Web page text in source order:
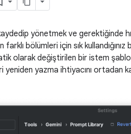
yönetmek ve gerektiğinde
farklı bölümleri için sık
olarak değiştirilen bir istem
yeniden yazma ihtiyacını